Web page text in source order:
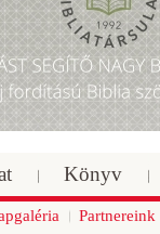
Könyv
Partnereink